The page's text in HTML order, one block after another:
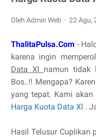
Oleh Admin Web 22 Agu,
ThalitaPulsa.Com -
karena ingin
Data Xl namun tidak
Bos..!! Mengapa?
yang tepat. Kami akan
Harga Kuota Data Xl .
Hasil Telusur Cuplikan